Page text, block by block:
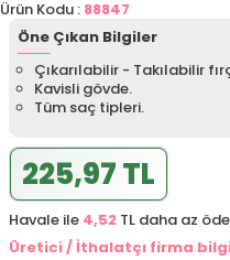
Ürün Kodu : 88847
Öne Çıkan Bilgiler
Çıkarılabilir - Takılabilir
Kavisli gövde.
Tüm saç tipleri.
225,97 TL
Havale ile 4,52 TL daha az
Üretici / İthalatçı firma